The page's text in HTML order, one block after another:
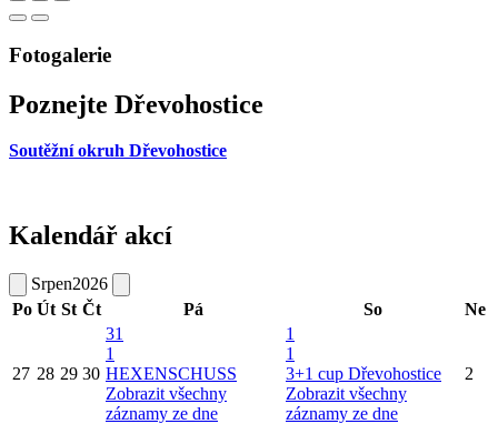
Fotogalerie
Poznejte Dřevohostice
Soutěžní okruh Dřevohostice
Kalendář akcí
Srpen2026
Po Út St Čt Pá So Ne
27 28 29 30
31
1
HEXENSCHUSS
Zobrazit všechny
záznamy ze dne
1
1
3+1 cup Dřevohostice
Zobrazit všechny
záznamy ze dne
2